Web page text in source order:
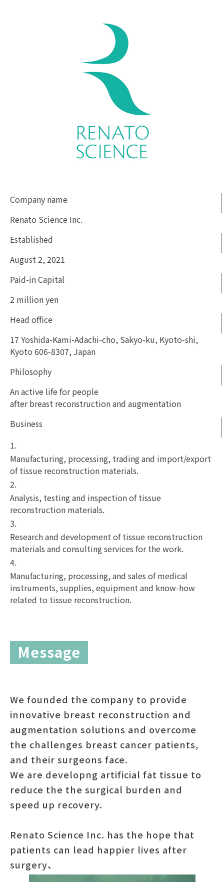
Company name
Renato Science Inc.
Established
August 2, 2021
Paid-in Capital
2 million yen
Head office
17 Yoshida-Kami-Adachi-cho, Sakyo-ku, Kyoto-shi,
Kyoto 606-8307, Japan
Philosophy
An active life for people
after breast reconstruction and augmentation
Business
1.
Manufacturing, processing, trading and import/export
of tissue reconstruction materials.
2.
Analysis, testing and inspection of tissue
reconstruction materials.
3.
Research and development of tissue reconstruction
materials and consulting services for the work.
4.
Manufacturing, processing, and sales of medical
instruments, supplies, equipment and know-how
related to tissue reconstruction.
Message
We founded the company to provide
innovative breast reconstruction and
augmentation solutions and overcome
the challenges breast cancer patients,
and their surgeons face.
We are developng artificial fat tissue to
reduce the the surgical burden and
speed up recovery.
Renato Science Inc. has the hope that
patients can lead happier lives after
surgery、